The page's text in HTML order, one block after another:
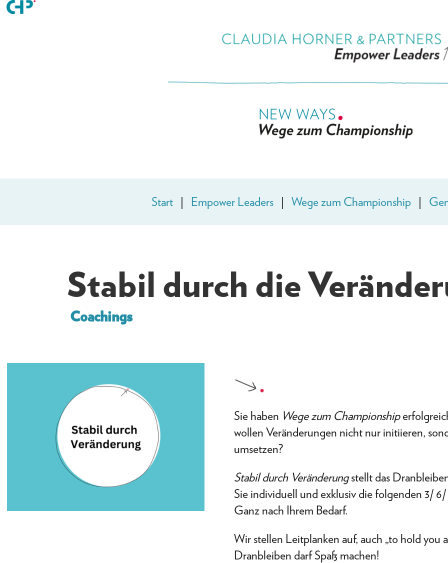
Start| Empower Leaders| Wege zum Championship|
Stabil durch die
Coachings
Sie haben Wege zum Championship
wollen Veränderungen nicht nur initiieren,
umsetzen?
Stabil durch Veränderungstellt das
Sie individuell und exklusiv die folgenden 3/
Ganz nach Ihrem Bedarf.
Wir stellen Leitplanken auf, auch „to hold you
Dranbleiben darf Spaß machen!